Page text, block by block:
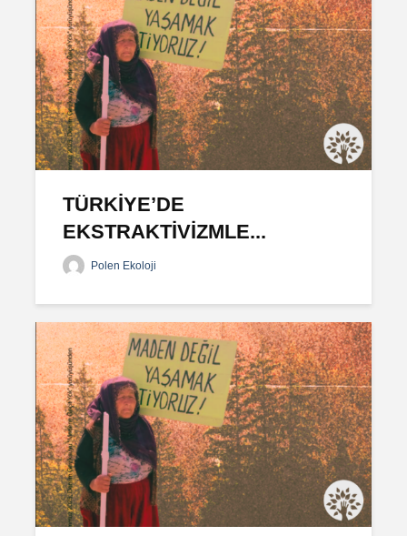
TÜRKİYE’DE
EKSTRAKTİVİZMLE...
Polen Ekoloji